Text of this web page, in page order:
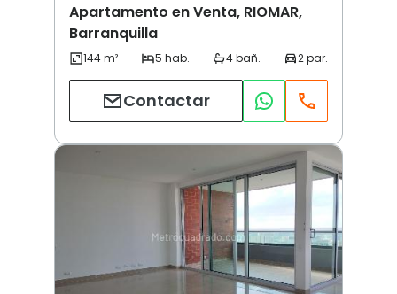
Apartamento en Venta, RIOMAR,
Barranquilla
Contactar